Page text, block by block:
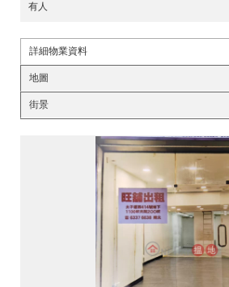
有人
詳細物業資料
地圖
街景